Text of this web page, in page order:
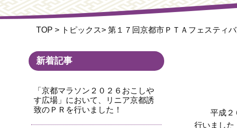
TOP > トピックス> 第１７回京都市ＰＴＡフェスティ
新着記事
「京都マラソン２０２６おこしや
す広場」において、リニア京都誘
致のＰＲを行いました！
平成２
行いました